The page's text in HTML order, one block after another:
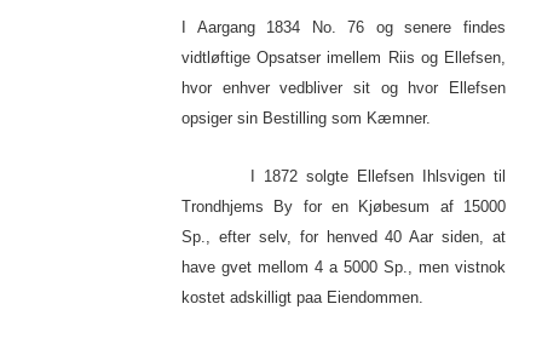
I Aargang 1834 No. 76 og senere findes
vidtløftige Opsatser imellem Riis og Ellefsen,
hvor enhver vedbliver sit og hvor Ellefsen
opsiger sin Bestilling som Kæmner.
I 1872 solgte Ellefsen Ihlsvigen til
Trondhjems By for en Kjøbesum af 15000
Sp., efter selv, for henved 40 Aar siden, at
have gvet mellom 4 a 5000 Sp., men vistnok
kostet adskilligt paa Eiendommen.